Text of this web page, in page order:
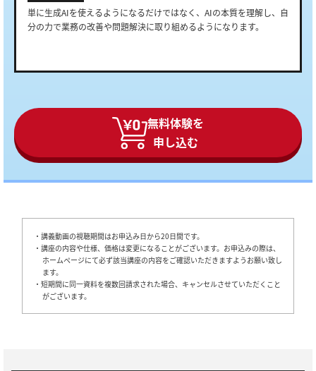
単に生成AIを使えるようになるだけではなく、AIの本質を理解し、自
分の力で業務の改善や問題解決に取り組めるようになります。
無料体験を
申し込む
・講義動画の視聴期間はお申込み日から20日間です。
・講座の内容や仕様、価格は変更になることがございます。お申込みの際は、
ホームページにて必ず該当講座の内容をご確認いただきますようお願い致し
ます。
・短期間に同一資料を複数回請求された場合、キャンセルさせていただくこと
がございます。